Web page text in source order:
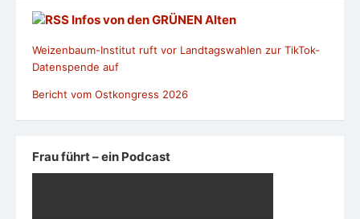
Infos von den GRÜNEN Alten
Weizenbaum-Institut ruft vor Landtagswahlen zur TikTok-
Datenspende auf
Bericht vom Ostkongress 2026
Frau führt – ein Podcast